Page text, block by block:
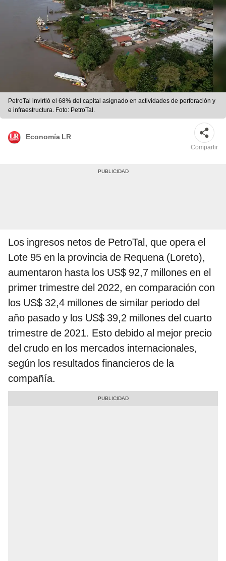
PetroTal invirtió el 68% del capital asignado en actividades de perforación y
e infraestructura. Foto: PetroTal.
Economía LR
Compartir
Los ingresos netos de PetroTal, que opera el
Lote 95 en la provincia de Requena (Loreto),
aumentaron hasta los US$ 92,7 millones en el
primer trimestre del 2022, en comparación con
los US$ 32,4 millones de similar periodo del
año pasado y los US$ 39,2 millones del cuarto
trimestre de 2021. Esto debido al mejor precio
del crudo en los mercados internacionales,
según los resultados financieros de la
compañía.